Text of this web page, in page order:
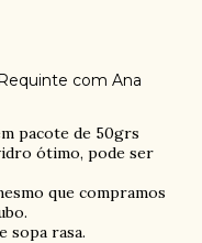
com Ana
pacote de 50grs
ótimo, pode ser
que compramos
sopa rasa.